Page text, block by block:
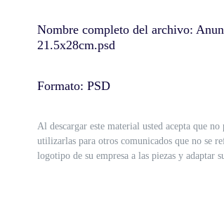
Nombre completo del archivo:
21.5x28cm.psd
Formato: PSD
Al descargar este material usted acepta que
utilizarlas para otros comunicados que no se
logotipo de su empresa a las piezas y adaptar